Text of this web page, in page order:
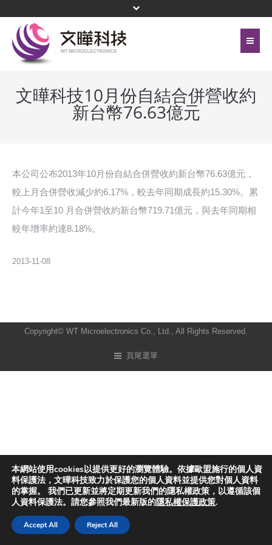
代理產品線
公司治理
聯絡我們
隱私權保護政策
頁尾選單
文曄科技10月份自結合併營收約
新台幣76.63億元
本公司公布2013年10月份自結合併營收約新台幣76.63億元，
較上月合併營收減少約6.17%，較去年同期成長約15.30%。累
計今年1至10 月合併營收約新台幣719.71億元，與去年同期相
較年增率約達8.18%。
2013-11-08
Copyright© WT Microelectronics Co., Ltd., All Rights Reserved.
頁尾選單
本網站使用cookies以提供更好的瀏覽體驗。依據歐盟施行的個人資
料保護法，文曄科技致力於保護您的個人資料並提供您對個人資料
的掌握。 我們已更新並將定期更新我們的隱私權政策，以遵循該個
人資料保護法。請您參照我們最新版的隱私權保護政策.
Accept All Reject All